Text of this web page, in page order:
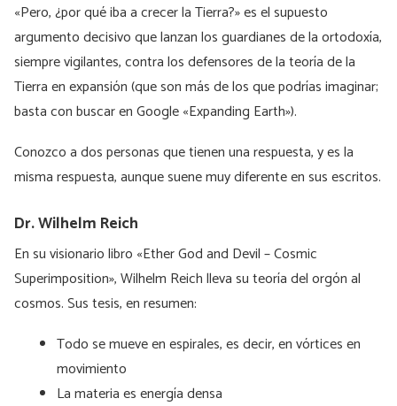
«Pero, ¿por qué iba a crecer la Tierra?» es el supuesto
argumento decisivo que lanzan los guardianes de la ortodoxía,
siempre vigilantes, contra los defensores de la teoría de la
Tierra en expansión (que son más de los que podrías imaginar;
basta con buscar en Google «Expanding Earth»).
Conozco a dos personas que tienen una respuesta, y es la
misma respuesta, aunque suene muy diferente en sus escritos.
Dr. Wilhelm Reich
En su visionario libro «Ether God and Devil – Cosmic
Superimposition», Wilhelm Reich lleva su teoría del orgón al
cosmos. Sus tesis, en resumen:
Todo se mueve en espirales, es decir, en vórtices en
movimiento
La materia es energía densa